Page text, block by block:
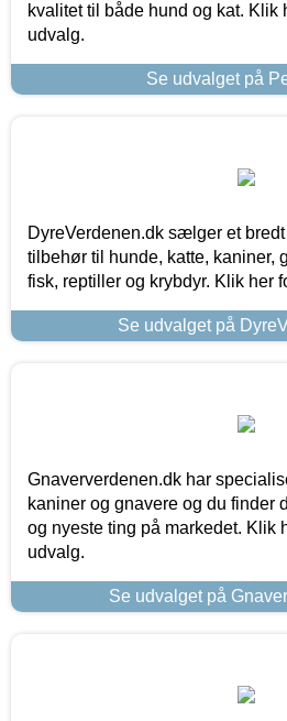
kvalitet til både hund og kat. Klik
udvalg.
Se udvalget på
DyreVerdenen.dk sælger et
tilbehør til hunde, katte, kaniner,
fisk, reptiller og krybdyr. Klik her
Se udvalget på
Gnaververdenen.dk har
kaniner og gnavere og du finder
og nyeste ting på markedet. Klik
udvalg.
Se udvalget på